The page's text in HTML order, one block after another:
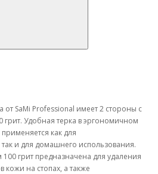
SaMi Professional имеет 2 стороны с
грит. Удобная терка в эргономичном
как для
и для домашнего использования.
грит предназначена для удаления
кожи на стопах, а также